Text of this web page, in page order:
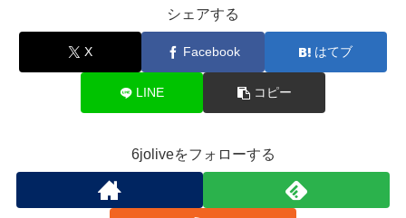
シェアする
X Facebook はてブ
LINE コピー
6joliveをフォローする